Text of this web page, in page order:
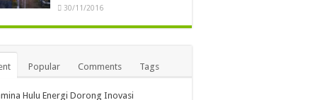
30/11/2016
Popular Comments Tags
Hulu Energi Dorong Inovasi